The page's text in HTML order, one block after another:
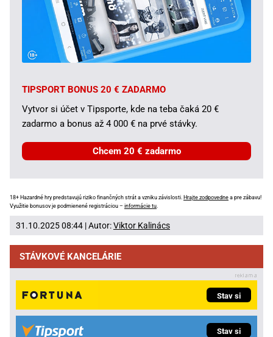
TIPSPORT BONUS 20 € ZADARMO
Vytvor si účet v Tipsporte, kde na teba čaká 20 €
zadarmo a bonus až 4 000 € na prvé stávky.
Chcem 20 € zadarmo
18+ Hazardné hry predstavujú riziko finančných strát a vzniku závislosti. Hrajte zodpovedne a pre zábavu!
Využitie bonusov je podmienené registráciou – informácie tu.
31.10.2025 08:44 | Autor:Viktor Kalinács
STÁVKOVÉ KANCELÁRIE
Stav si
Stav si